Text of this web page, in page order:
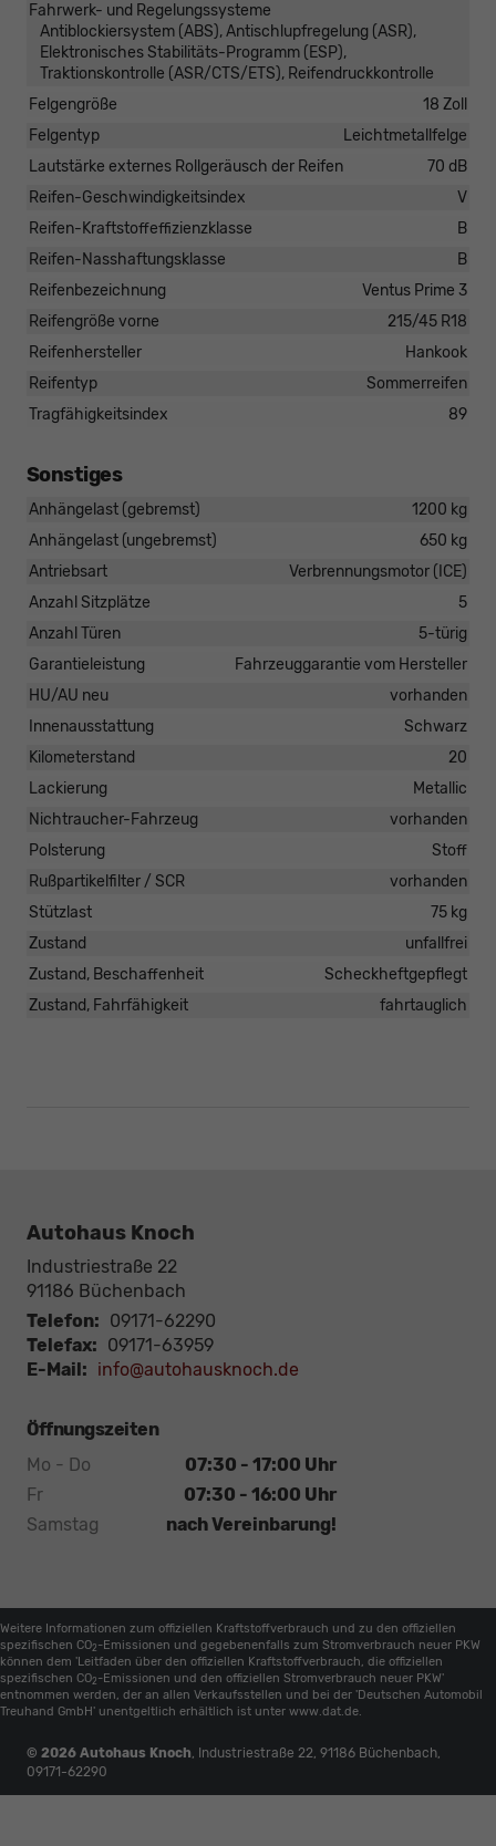
Fahrwerk- und Regelungssysteme
Antiblockiersystem (ABS), Antischlupfregelung (ASR),
Elektronisches Stabilitäts-Programm (ESP),
Traktionskontrolle (ASR/CTS/ETS), Reifendruckkontrolle
Felgengröße
18 Zoll
Felgentyp
Leichtmetallfelge
Lautstärke externes Rollgeräusch der Reifen
70 dB
Reifen-Geschwindigkeitsindex
V
Reifen-Kraftstoffeffizienzklasse
B
Reifen-Nasshaftungsklasse
B
Reifenbezeichnung
Ventus Prime 3
Reifengröße vorne
215/45 R18
Reifenhersteller
Hankook
Reifentyp
Sommerreifen
Tragfähigkeitsindex
89
Sonstiges
Anhängelast (gebremst)
1200 kg
Anhängelast (ungebremst)
650 kg
Antriebsart
Verbrennungsmotor (ICE)
Anzahl Sitzplätze
5
Anzahl Türen
5-türig
Garantieleistung
Fahrzeuggarantie vom Hersteller
HU/AU neu
vorhanden
Innenausstattung
Schwarz
Kilometerstand
20
Lackierung
Metallic
Nichtraucher-Fahrzeug
vorhanden
Polsterung
Stoff
Rußpartikelfilter / SCR
vorhanden
Stützlast
75 kg
Zustand
unfallfrei
Zustand, Beschaffenheit
Scheckheftgepflegt
Zustand, Fahrfähigkeit
fahrtauglich
Autohaus Knoch
Industriestraße 22
91186 Büchenbach
Telefon: 09171-62290
Telefax: 09171-63959
E-Mail: info@autohausknoch.de
Öffnungszeiten
Mo - Do
07:30 - 17:00 Uhr
Fr
07:30 - 16:00 Uhr
Samstag
nach Vereinbarung!
Weitere Informationen zum offiziellen Kraftstoffverbrauch und zu den offiziellen
spezifischen CO2 -Emissionen und gegebenenfalls zum Stromverbrauch neuer PKW
können dem 'Leitfaden über den offiziellen Kraftstoffverbrauch, die offiziellen
spezifischen CO2 -Emissionen und den offiziellen Stromverbrauch neuer PKW'
entnommen werden, der an allen Verkaufsstellen und bei der 'Deutschen Automobil
Treuhand GmbH' unentgeltlich erhältlich ist unter www.dat.de.
© 2026 Autohaus Knoch, Industriestraße 22, 91186 Büchenbach,
09171-62290